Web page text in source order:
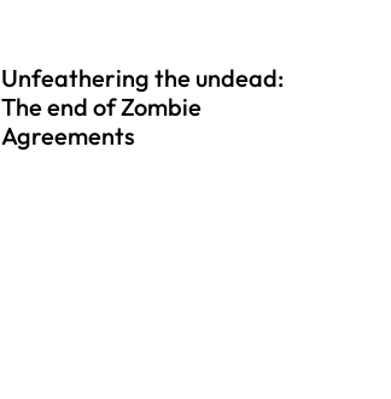
Unfeathering the undead:
The end of Zombie
Agreements